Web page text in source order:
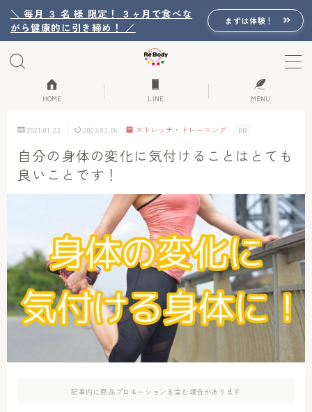
＼ 毎月 ３ 名 様 限定！ ３ヶ月で食べな
がら健康的に引き締め！ ／
まずは体験！
MENU
Re:Bodyの想い
Re:Bodyのセッション
初回体験詳細
Re:Bodyのメニュー
記事カテゴリー一覧
プロフィール
アクセス
HOME LINE MENU
2021.01.23 2023.03.06 ストレッチ・トレーニング PR
自分の身体の変化に気付けることはとても
良いことです！
記事内に商品プロモーションを含む場合があります